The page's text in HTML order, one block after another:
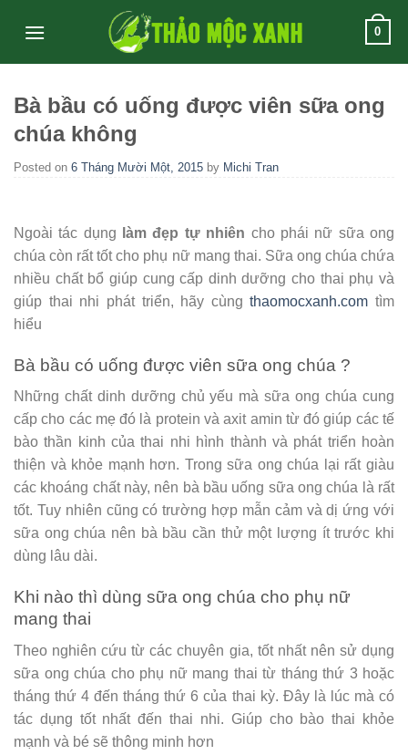
0
Bà bầu có uống được viên sữa ong
chúa không
Posted on 6 Tháng Mười Một, 2015 by Michi Tran
Ngoài tác dụng làm đẹp tự nhiên cho phái nữ sữa ong
chúa còn rất tốt cho phụ nữ mang thai. Sữa ong chúa chứa
nhiều chất bổ giúp cung cấp dinh dưỡng cho thai phụ và
giúp thai nhi phát triển, hãy cùngthaomocxanh.com tìm
hiểu
Bà bầu có uống được viên sữa ong chúa ?
Những chất dinh dưỡng chủ yếu mà sữa ong chúa cung
cấp cho các mẹ đó là protein và axit amin từ đó giúp các tế
bào thần kinh của thai nhi hình thành và phát triển hoàn
thiện và khỏe mạnh hơn. Trong sữa ong chúa lại rất giàu
các khoáng chất này, nên bà bầu uống sữa ong chúa là rất
tốt. Tuy nhiên cũng có trường hợp mẫn cảm và dị ứng với
sữa ong chúa nên bà bầu cần thử một lượng ít trước khi
dùng lâu dài.
Khi nào thì dùng sữa ong chúa cho phụ nữ
mang thai
Theo nghiên cứu từ các chuyên gia, tốt nhất nên sử dụng
sữa ong chúa cho phụ nữ mang thai từ tháng thứ 3 hoặc
tháng thứ 4 đến tháng thứ 6 của thai kỳ. Đây là lúc mà có
tác dụng tốt nhất đến thai nhi. Giúp cho bào thai khỏe
mạnh và bé sẽ thông minh hơn